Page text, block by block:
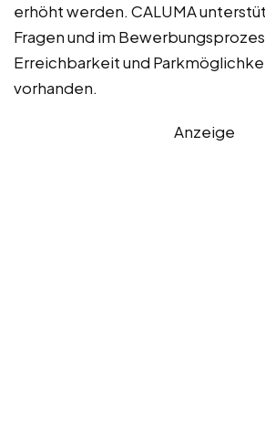
erhöht werden. CALUMA
Fragen und im
Erreichbarkeit und
vorhanden.
Anzeige